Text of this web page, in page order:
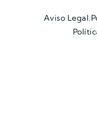
Aviso Legal.